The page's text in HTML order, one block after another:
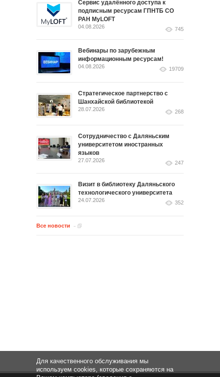
Сервис удалённого доступа к
подписным ресурсам ГПНТБ СО
РАН MyLOFT
04.08.2026 745
Вебинары по зарубежным
информационным ресурсам!
04.08.2026 19709
Стратегическое партнерство с
Шанхайской библиотекой
28.07.2026 268
Сотрудничество с Даляньским
университетом иностранных
языков
27.07.2026 247
Визит в библиотеку Даляньского
технологического университета
24.07.2026 352
Все новости
Для качественного обслуживания мы
используем cookies, которые сохраняются на